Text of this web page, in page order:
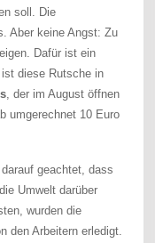
soll. Die
Aber keine Angst: Zu
Dafür ist ein
diese Rutsche in
, der im August öffnen
umgerechnet 10 Euro
geachtet, dass
Umwelt darüber
wurden die
den Arbeitern erledigt.